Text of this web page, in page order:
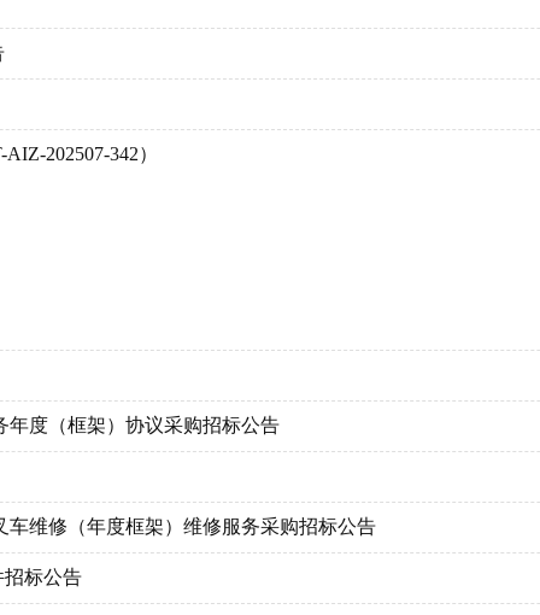
自动清洗进样器、自动开口闪点测定仪采购
01第二期框架招标采购
丙烷/苯乙烯（含乙苯）装置工程
服务项目招标公告
告
）二次
创建提标项目安装工程公开招标-第二次
统技术支持服务项目
德阳支线（无收发球筒）超声内检测服务项目
完整性评价服务框架协议
技术服务项目
项目
）招标
202507-342）
年度（框架）协议采购招标公告
维修（年度框架）维修服务采购招标公告
招标公告